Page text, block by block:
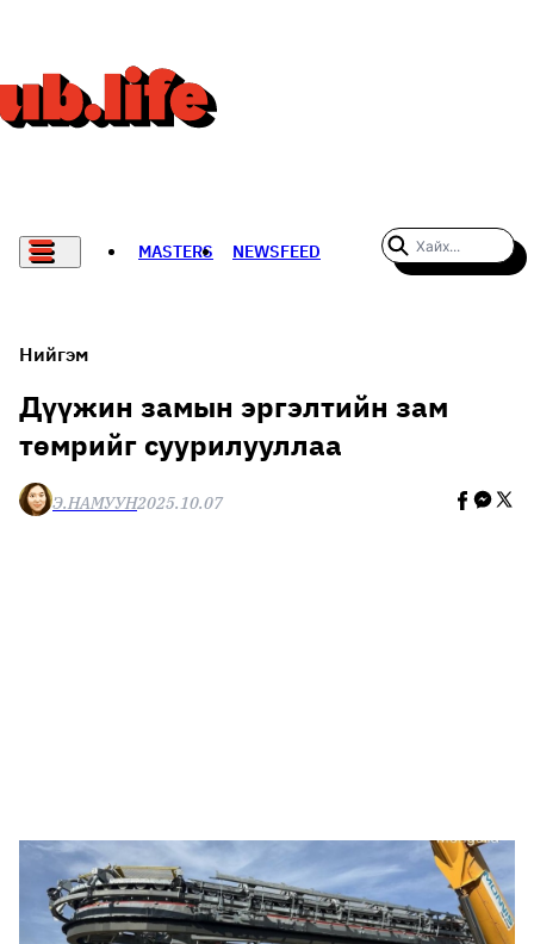
MASTERS NEWSFEED
THE NEW YORK TIMES
НАДАД НЭГ САНАЛ БАЙНА
Нийгэм
Дүүжин замын эргэлтийн зам
төмрийг суурилууллаа
Э.НАМУУН2025.10.07